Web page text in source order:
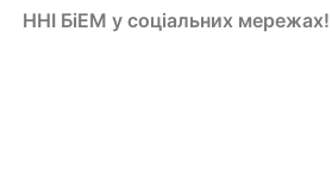
ННІ БіЕМ у соціальних мережах!